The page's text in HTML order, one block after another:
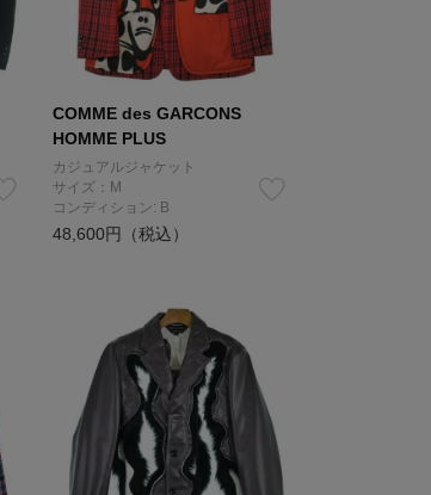
COMME des GARCONS
HOMME PLUS
カジュアルジャケット
サイズ：M
コンディション: B
48,600円（税込）